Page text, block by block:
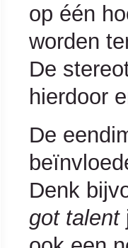
op één
worden
De
hierdoor
De
Denk
got talent